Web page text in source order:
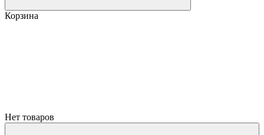
Корзина
Нет товаров